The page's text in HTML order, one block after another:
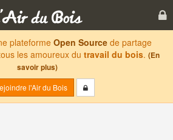
plateforme Open Sourcede partage
les amoureux du travail du bois. (En
savoir plus)
l'Air du Bois